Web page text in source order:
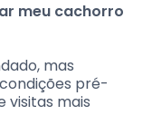
meu cachorro
mas
pré-
visitas mais